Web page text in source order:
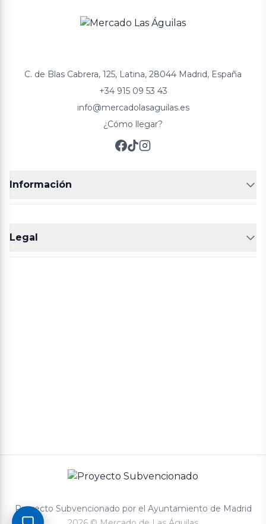
C. de Blas Cabrera, 125, Latina, 28044 Madrid, España
+34 915 09 53 43
info@mercadolasaguilas.es
¿Cómo llegar?
Información
FRUTERÍAS
POLLERÍA
CHARCUTERIA
Legal
Aviso legal
Proyecto Subvencionado por el Ayuntamiento de Madrid